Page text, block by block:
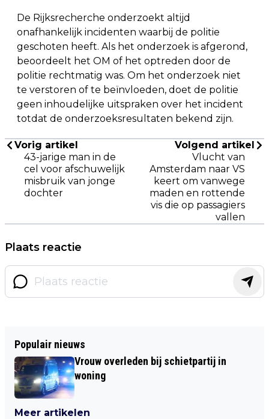
De Rijksrecherche onderzoekt altijd
onafhankelijk incidenten waarbij de politie
geschoten heeft. Als het onderzoek is afgerond,
beoordeelt het OM of het optreden door de
politie rechtmatig was. Om het onderzoek niet
te verstoren of te beïnvloeden, doet de politie
geen inhoudelijke uitspraken over het incident
totdat de onderzoeksresultaten bekend zijn.
Vorig artikel
43-jarige man in de
cel voor afschuwelijk
misbruik van jonge
dochter
Volgend artikel
Vlucht van
Amsterdam naar VS
keert om vanwege
maden en rottende
vis die op passagiers
vallen
Plaats reactie
Populair nieuws
Vrouw overleden bij schietpartij in
woning
Meer artikelen